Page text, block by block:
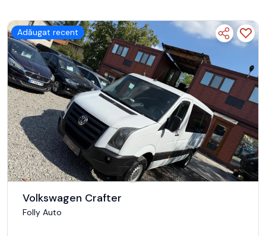
-Camera marsarier
-Geamuri electrice
-Oglinzi electrice incalzite
-Inchidere centralizata
-Asistenta la plecare in rampa HLA
-Pilot automat
-ESP, ABS
-Cotiera scaun sofer+pasager
-TOATE REVIZIILE IN REPREZENTANTA
-Km reali
-Auto ruleaza impecabil.
*Garantia la motor si cutie este supusa unor termene si
conditii.
**Descrierea autovehicului este strict informativa, pot exista
greșeli umane de tipar (optiuni, performanța a motorului,
capacitate cilindrica, transmisie etc.)
Adăugat recent
Volkswagen Crafter
Folly Auto